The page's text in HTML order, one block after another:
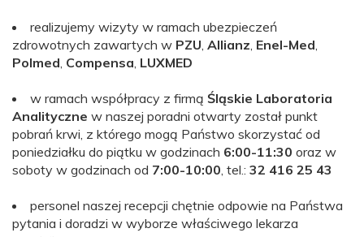
realizujemy wizyty w ramach ubezpieczeń
zdrowotnych zawartych w PZU, Allianz, Enel-Med,
Polmed, Compensa, LUXMED
w ramach współpracy z firmą Śląskie Laboratoria
Analityczne w naszej poradni otwarty został punkt
pobrań krwi, z którego mogą Państwo skorzystać od
poniedziałku do piątku w godzinach 6:00-11:30 oraz w
soboty w godzinach od 7:00-10:00, tel.: 32 416 25 43
personel naszej recepcji chętnie odpowie na Państwa
pytania i doradzi w wyborze właściwego lekarza